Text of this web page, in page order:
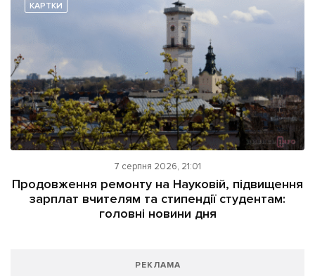
КАРТКИ
7 серпня 2026, 21:01
Продовження ремонту на Науковій, підвищення
зарплат вчителям та стипендії студентам:
головні новини дня
РЕКЛАМА